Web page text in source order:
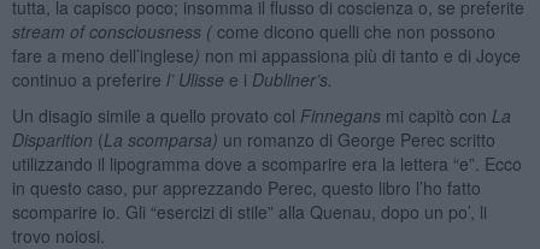
tutta, la capisco poco; insomma il flusso di coscienza o, se preferite
stream of consciousness ( come dicono quelli che non possono
fare a meno dell’inglese) non mi appassiona più di tanto e di Joyce
continuo a preferire l’ Ulisse e i Dubliner’s.
Un disagio simile a quello provato col Finnegansmi capitò con La
Disparition (La scomparsa) un romanzo di George Perec scritto
utilizzando il lipogramma dove a scomparire era la lettera “e”. Ecco
in questo caso, pur apprezzando Perec, questo libro l’ho fatto
scomparire io. Gli “esercizi di stile” alla Quenau, dopo un po’, li
trovo noiosi.